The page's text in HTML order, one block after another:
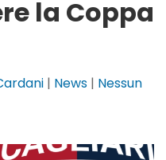
la Coppa
| News | Nessun